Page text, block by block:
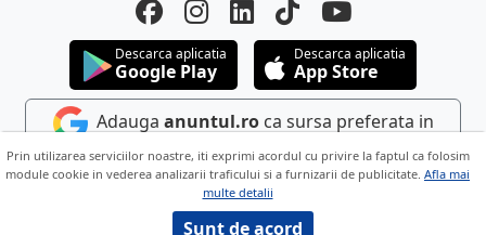
Descarca aplicatia
Google Play
Descarca aplicatia
App Store
Adauga anuntul.roca sursa preferata in
Google
Copyright © 2026 ANUNTUL TELEFONIC
Toate drepturile rezervate.
Prin utilizarea serviciilor noastre, iti exprimi acordul cu privire la faptul ca folosim
module cookie in vederea analizarii traficului si a furnizarii de publicitate. Afla mai
multe detalii
Sunt de acord